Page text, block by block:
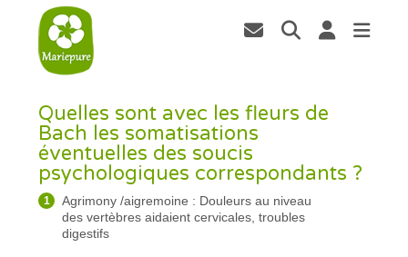
Quelles sont avec les fleurs de
Bach les somatisations
éventuelles des soucis
psychologiques correspondants ?
Agrimony /aigremoine : Douleurs au niveau
des vertèbres aidaient cervicales, troubles
digestifs